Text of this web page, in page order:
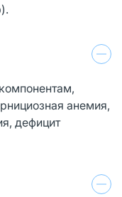
анемия,
дефицит